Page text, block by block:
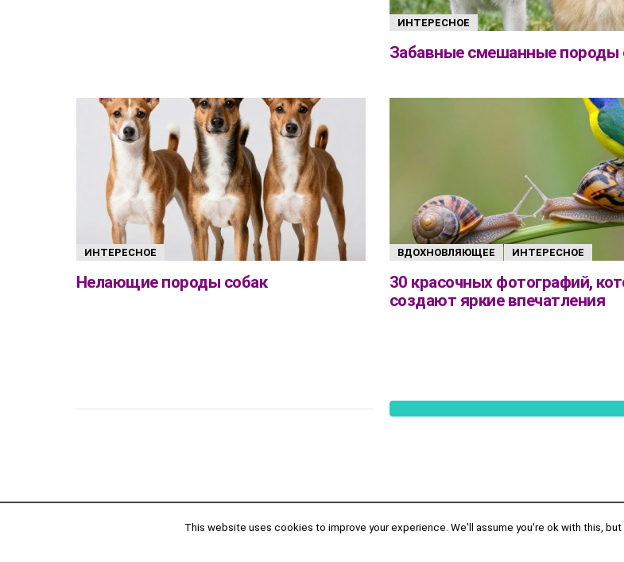
ИНТЕРЕСНОЕ
Забавные смешанные породы
ИНТЕРЕСНОЕ
Нелающие породы собак
ВДОХНОВЛЯЮЩЕЕ ИНТЕРЕСНОЕ
30 красочных фотографий,
создают яркие впечатления
This website uses cookies to improve your experience. We'll assume you're ok with this,